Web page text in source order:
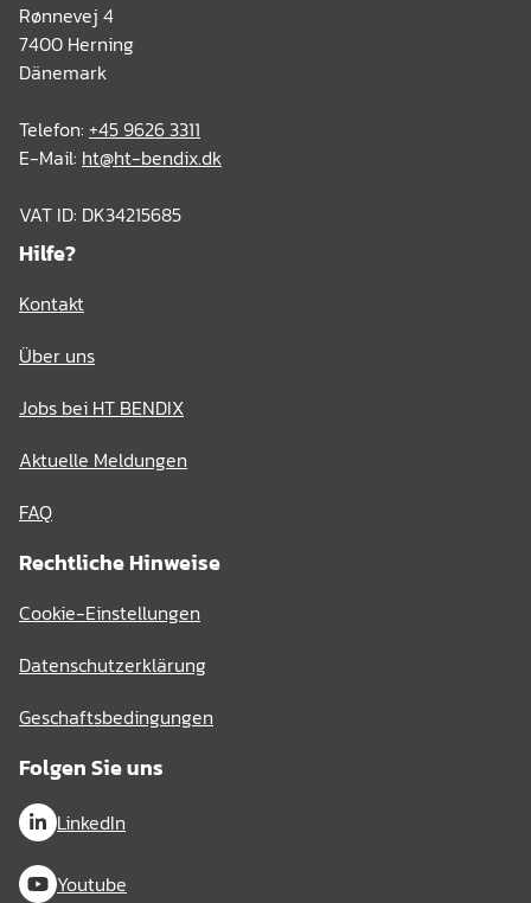
Rønnevej 4
7400 Herning
Dänemark
Telefon: +45 9626 3311
E-Mail: ht@ht-bendix.dk
VAT ID: DK34215685
Hilfe?
Kontakt
Über uns
Jobs bei HT BENDIX
Aktuelle Meldungen
FAQ
Rechtliche Hinweise
Cookie-Einstellungen
Datenschutzerklärung
Geschaftsbedingungen
Folgen Sie uns
LinkedIn
Youtube